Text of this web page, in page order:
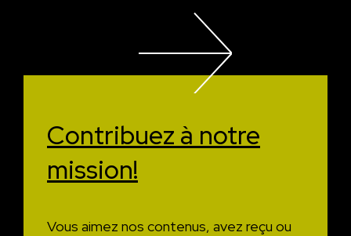
Contribuez à notre
mission!
Vous aimez nos contenus, avez reçu ou